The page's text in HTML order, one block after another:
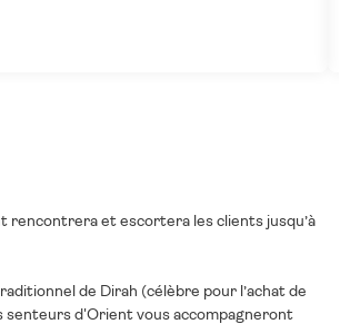
rencontrera et escortera les clients jusqu’à
de Dirah (célèbre pour l’achat de
senteurs d'Orient vous accompagneront